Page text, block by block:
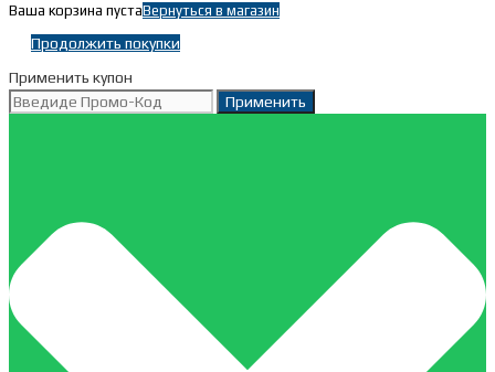
Ваша корзина пустаВернуться в магазин
Продолжить покупки
Применить купон
Применить